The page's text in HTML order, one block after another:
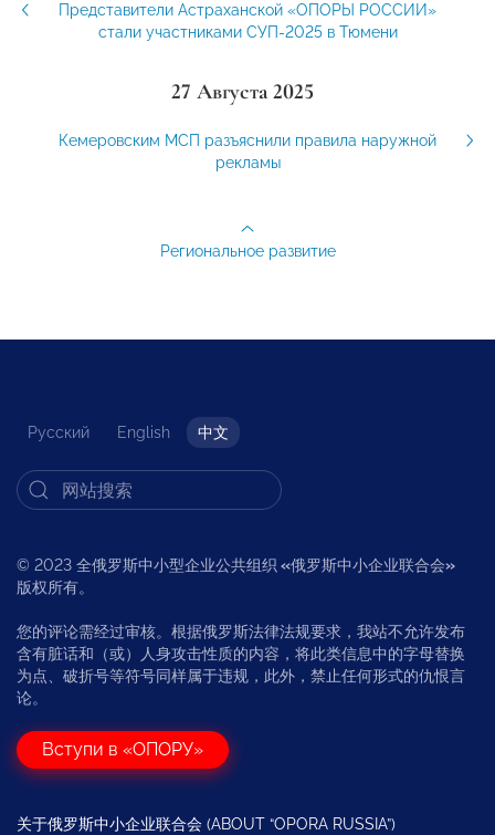
Представители Астраханской «ОПОРЫ РОССИИ»
стали участниками СУП-2025 в Тюмени
27 Августа 2025
Кемеровским МСП разъяснили правила наружной
рекламы
Региональное развитие
Русский English 中文
© 2023 全俄罗斯中小型企业公共组织 «俄罗斯中小企业联合会»
版权所有。
您的评论需经过审核。根据俄罗斯法律法规要求，我站不允许发布
含有脏话和（或）人身攻击性质的内容，将此类信息中的字母替换
为点、破折号等符号同样属于违规，此外，禁止任何形式的仇恨言
论。
Вступи в «ОПОРУ»
关于俄罗斯中小企业联合会 (ABOUT “OPORA RUSSIA”)